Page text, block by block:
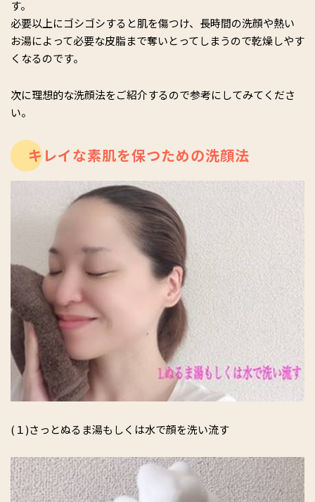
す。
必要以上にゴシゴシすると肌を傷つけ、長時間の洗顔や熱い
お湯によって必要な皮脂まで奪いとってしまうので乾燥しやす
くなるのです。
次に理想的な洗顔法をご紹介するので参考にしてみてくださ
い。
キレイな素肌を保つための洗顔法
(１)さっとぬるま湯もしくは水で顔を洗い流す